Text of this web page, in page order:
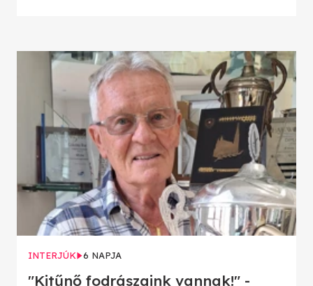
INTERJÚK 6 NAPJA
"Kitűnő fodrászaink vannak!" -